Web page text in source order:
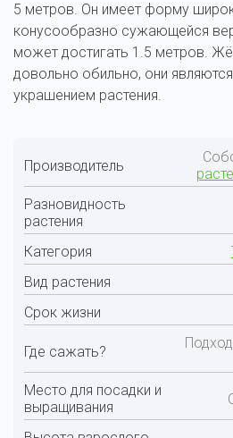
5 метров. Он имеет форму
конусообразно сужающейся
может достигать 1.5 метров.
довольно обильно, они
украшением растения.
Производитель
Разновидность
растения
Категория
Вид растения
Срок жизни
Где сажать?
Место для посадки и
выращивания